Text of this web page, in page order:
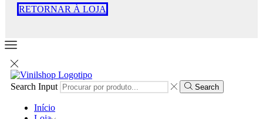
RETORNAR À LOJA
Search Input Search
Início